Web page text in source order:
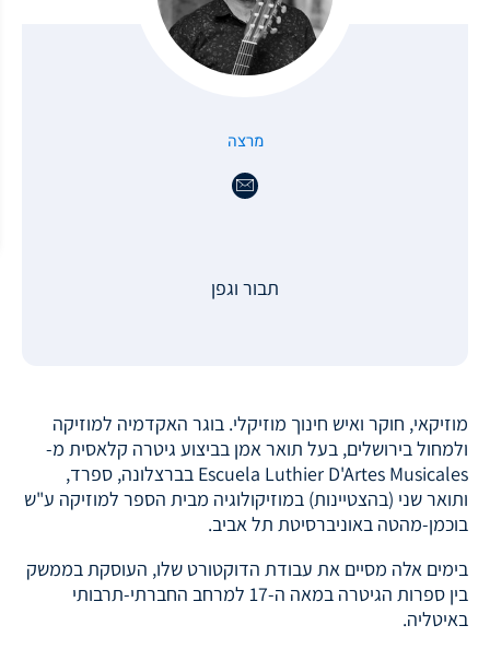
מרצה
תבור וגפן
מוזיקאי, חוקר ואיש חינוך מוזיקלי. בוגר האקדמיה למוזיקה
ולמחול בירושלים, בעל תואר אמן בביצוע גיטרה קלאסית מ-
Escuela Luthier D'Artes Musicales בברצלונה, ספרד,
ותואר שני (בהצטיינות) במוזיקולוגיה מבית הספר למוזיקה ע"ש
בוכמן-מהטה באוניברסיטת תל אביב.
בימים אלה מסיים את עבודת הדוקטורט שלו, העוסקת בממשק
בין ספרות הגיטרה במאה ה-17 למרחב החברתי-תרבותי
באיטליה.